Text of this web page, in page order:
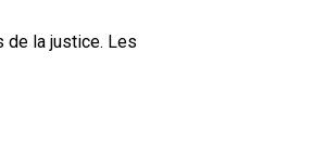
de la justice. Les